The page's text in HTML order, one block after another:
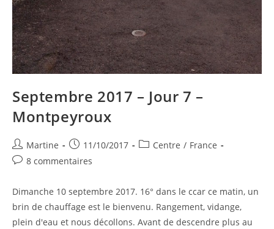
Septembre 2017 – Jour 7 –
Montpeyroux
Auteur/autrice
de
Martine
Publication
publiée :
11/10/2017
PostCentre / France
Commentaires
la
8 commentaires
Dimanche 10 septembre 2017. 16° dans le ccar ce matin, un
brin de chauffage est le bienvenu. Rangement, vidange,
plein d'eau et nous décollons. Avant de descendre plus au